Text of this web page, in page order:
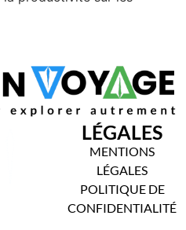
LÉGALES
MENTIONS
LÉGALES
POLITIQUE DE
CONFIDENTIALITÉ